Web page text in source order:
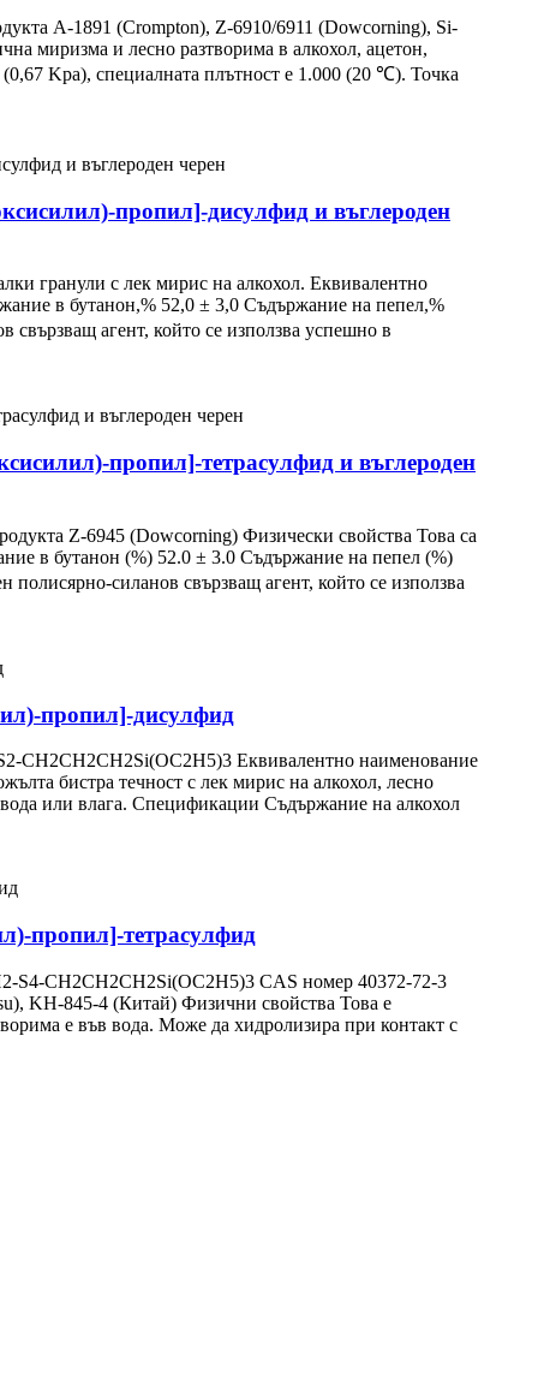
A-1891 (Crompton), Z-6910/6911 (Dowcorning), Si-
миризма и лесно разтворима в алкохол, ацетон,
Kpa), специалната плътност е 1.000 (20 ℃). Точка
пропил]-дисулфид и въглероден
гранули с лек мирис на алкохол. Еквивалентно
в бутанон,% 52,0 ± 3,0 Съдържание на пепел,%
агент, който се използва успешно в
пропил]-тетрасулфид и въглероден
Z-6945 (Dowcorning) Физически свойства Това са
в бутанон (%) 52.0 ± 3.0 Съдържание на пепел (%)
силанов свързващ агент, който се използва
пропил]-дисулфид
CH2CH2CH2Si(OC2H5)3 Еквивалентно наименование
бистра течност с лек мирис на алкохол, лесно
или влага. Спецификации Съдържание на алкохол
пропил]-тетрасулфид
S4-CH2CH2CH2Si(OC2H5)3 CAS номер 40372-72-3
KH-845-4 (Китай) Физични свойства Това е
е във вода. Може да хидролизира при контакт с